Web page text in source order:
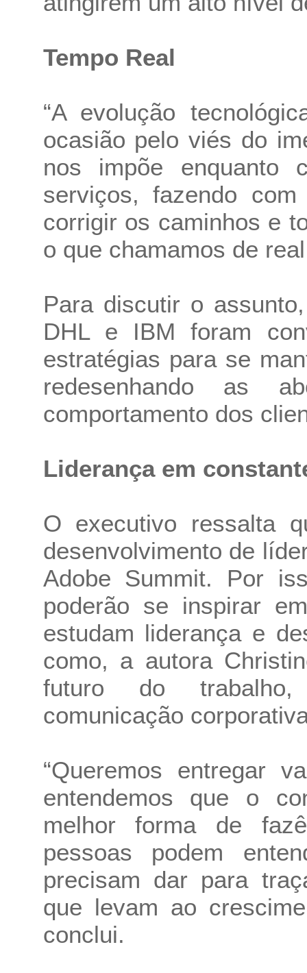
Tempo Real
“A evolução
ocasião pelo viés do
nos impõe enquanto
serviços, fazendo
corrigir os caminhos e
o que chamamos de
Para discutir o
DHL e IBM foram
estratégias para se
redesenhando as
comportamento dos
Liderança em
O executivo ressalta
desenvolvimento de
Adobe Summit. Por
poderão se inspirar
estudam liderança e
como, a autora
futuro do
comunicação
“Queremos entregar
entendemos que o
melhor forma de
pessoas podem
precisam dar para
que levam ao
conclui.